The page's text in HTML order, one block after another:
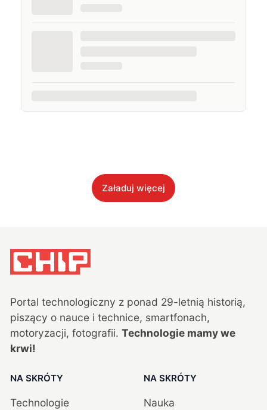
Załaduj więcej
Portal technologiczny z ponad 29-letnią historią,
piszący o nauce i technice, smartfonach,
motoryzacji, fotografii. Technologie mamy we
krwi!
NA SKRÓTY
Technologie
NA SKRÓTY
Nauka